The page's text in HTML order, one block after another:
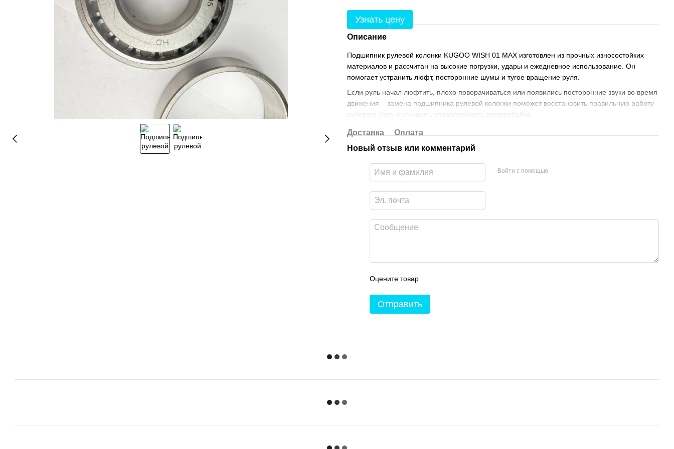
Узнать цену
Описание
Подшипник рулевой колонки KUGOO WISH 01 MAX изготовлен из прочных износостойких
материалов и рассчитан на высокие погрузки, удары и ежедневное использование. Он
помогает устранить люфт, посторонние шумы и тугое вращение руля.
Если руль начал люфтить, плохо поворачиваться или появились посторонние звуки во время
движения – замена подшипника рулевой колонки поможет восстановить правильную работу
рулевого узла и улучшить управляемость электробайка.
Доставка
Оплата
Новый отзыв или комментарий
Войти с помощью
Оцените товар
Отправить